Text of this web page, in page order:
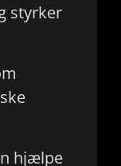
styrker
hjælpe